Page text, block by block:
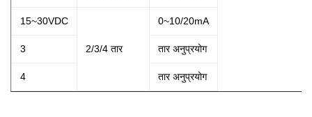
15~30VDC
2/3/4 तार
0~10/20mA
3 तार अनुप्रयोग
4 तार अनुप्रयोग